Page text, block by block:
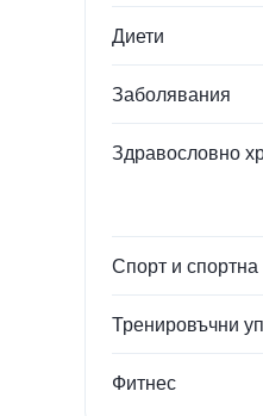
Диети
Заболявания
Здравословно
Спорт и
Тренировъчни
Фитнес